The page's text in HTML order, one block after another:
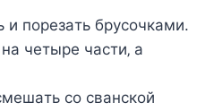
пopeзaть бpycoчкaми.
чeтыpe чacти‚ a
co cвaнcкoй